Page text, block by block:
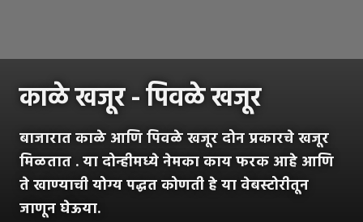
काळे खजूर - पिवळे खजूर
बाजारात काळे आणि पिवळे खजूर दोन प्रकारचे खजूर
मिळतात . या दोन्हीमध्ये नेमका काय फरक आहे आणि
ते खाण्याची योग्य पद्धत कोणती हे या वेबस्टोरीतून
जाणून घेऊया.